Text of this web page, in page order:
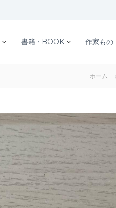
書籍・BOOK 作家もの
ホーム